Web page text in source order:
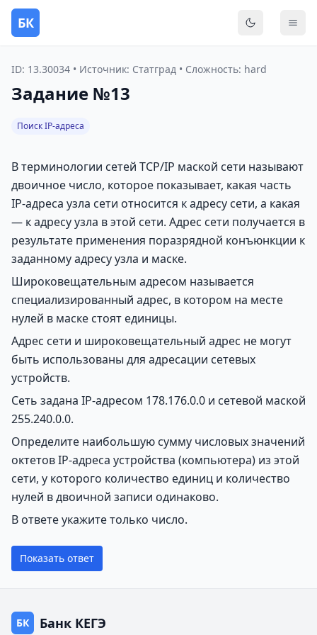
БК
ID: 13.30034 • Источник: Статград • Сложность: hard
Задание №13
Поиск IP-адреса
В терминологии сетей TCP/IP маской сети называют
двоичное число, которое показывает, какая часть
IP-адреса узла сети относится к адресу сети, а какая
— к адресу узла в этой сети. Адрес сети получается в
результате применения поразрядной конъюнкции к
заданному адресу узла и маске.
Широковещательным адресом называется
специализированный адрес, в котором на месте
нулей в маске стоят единицы.
Адрес сети и широковещательный адрес не могут
быть использованы для адресации сетевых
устройств.
Сеть задана IP-адресом 178.176.0.0 и сетевой маской
255.240.0.0.
Определите наибольшую сумму числовых значений
октетов IP-адреса устройства (компьютера) из этой
сети, у которого количество единиц и количество
нулей в двоичной записи одинаково.
В ответе укажите только число.
Показать ответ
БК Банк КЕГЭ